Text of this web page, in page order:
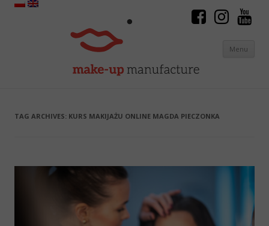
Menu
TAG ARCHIVES: KURS MAKIJAŻU ONLINE MAGDA PIECZONKA